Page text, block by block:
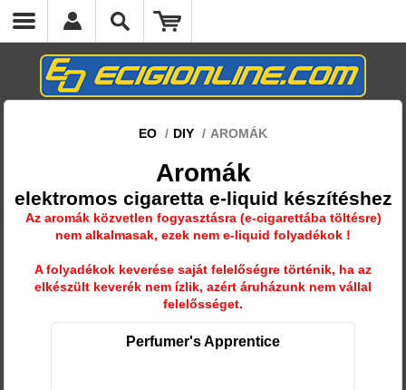
EO / DIY / AROMÁK
Aromák
elektromos cigaretta e-liquid készítéshez
Az aromák közvetlen fogyasztásra (e-cigarettába töltésre)
nem alkalmasak, ezek nem e-liquid folyadékok !
A folyadékok keverése saját felelőségre történik, ha az
elkészült keverék nem ízlik, azért áruházunk nem vállal
felelősséget.
Perfumer's Apprentice